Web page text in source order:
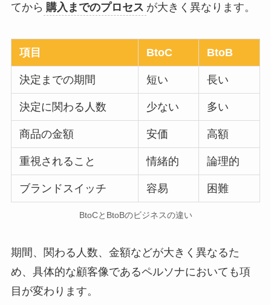
てから 購入までのプロセス が大きく異なります。
項目 BtoC BtoB
決定までの期間 短い 長い
決定に関わる人数 少ない 多い
商品の金額 安価 高額
重視されること 情緒的 論理的
ブランドスイッチ 容易 困難
BtoCとBtoBのビジネスの違い
期間、関わる人数、金額などが大きく異なるた
め、具体的な顧客像であるペルソナにおいても項
目が変わります。